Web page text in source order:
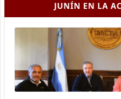
JUNÍN EN LA